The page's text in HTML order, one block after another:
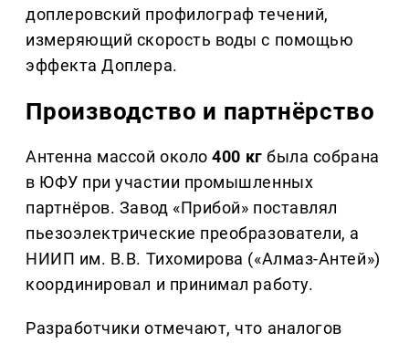
доплеровский профилограф течений,
измеряющий скорость воды с помощью
эффекта Доплера.
Производство и партнёрство
Антенна массой около400 кг была собрана
в ЮФУ при участии промышленных
партнёров. Завод «Прибой» поставлял
пьезоэлектрические преобразователи, а
НИИП им. В.В. Тихомирова («Алмаз-Антей»)
координировал и принимал работу.
Разработчики отмечают, что аналогов